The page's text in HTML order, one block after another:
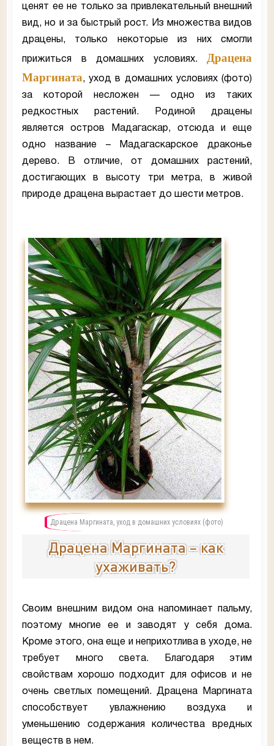
ценят ее не только за привлекательный внешний
вид, но и за быстрый рост. Из множества видов
драцены, только некоторые из них смогли
прижиться в домашних условиях.
Драцена
Маргината, уход в домашних условиях (фото)
за которой несложен — одно из таких
редкостных растений. Родиной драцены
является остров Мадагаскар, отсюда и еще
одно название – Мадагаскарское драконье
дерево. В отличие, от домашних растений,
достигающих в высоту три метра, в живой
природе драцена вырастает до шести метров.
Драцена Маргината, уход в домашних условиях (фото)
Драцена Маргината – как
ухаживать?
Своим внешним видом она напоминает пальму,
поэтому многие ее и заводят у себя дома.
Кроме этого, она еще и неприхотлива в уходе, не
требует много света. Благодаря этим
свойствам хорошо подходит для офисов и не
очень светлых помещений. Драцена Маргината
способствует увлажнению воздуха и
уменьшению содержания количества вредных
веществ в нем.